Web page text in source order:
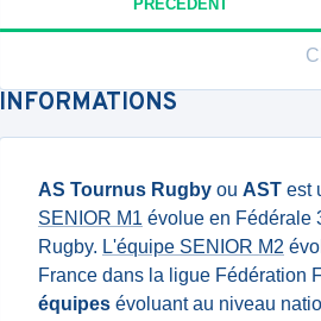
PRÉCÉDENT
INFORMATIONS
AS Tournus Rugby ou AST est
SENIOR M1 évolue en Fédérale
Rugby. L'équipe SENIOR M2
France dans la ligue Fédération
équipes évoluant au niveau